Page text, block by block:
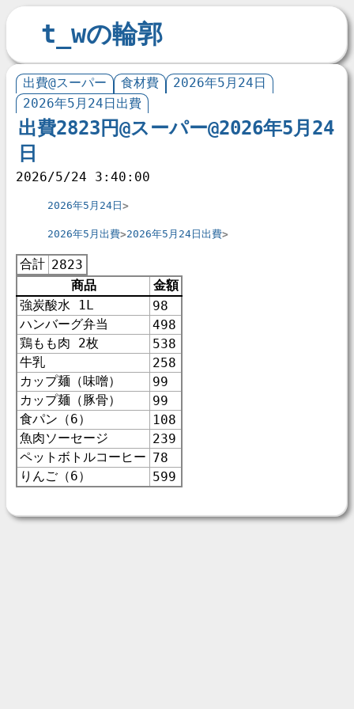
t_wの輪郭
出費@スーパー 食材費
2026年5月24日
2026年5月24日出費
出費2823円@スーパー@2026年5月24
日
2026/5/24 3:40:00
2026年5月24日
2026年5月出費 2026年5月24日出費
合計 2823
商品
金額
強炭酸水 1L
98
ハンバーグ弁当
498
鶏もも肉 2枚
538
牛乳
258
カップ麺（味噌）
99
カップ麺（豚骨）
99
食パン（6）
108
魚肉ソーセージ
239
ペットボトルコーヒー 78
りんご（6）
599